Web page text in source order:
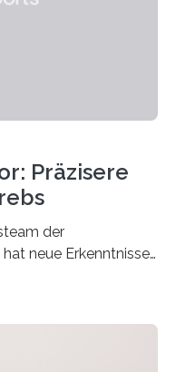
Präzisere
der
neue Erkenntnisse
Studie,
dass Mini-Tumore
Patienten –